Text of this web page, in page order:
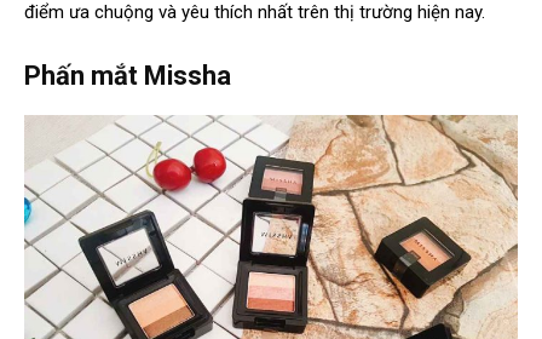
điểm ưa chuộng và yêu thích nhất trên thị trường hiện nay.
Phấn mắt Missha